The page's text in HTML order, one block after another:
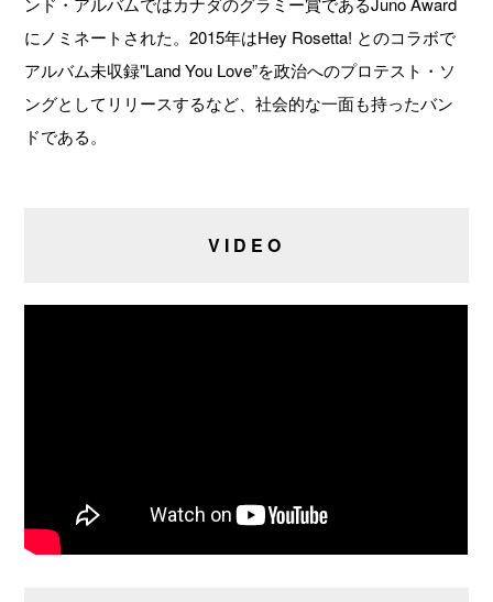
にノミネートされた。2015年はHey Rosetta! とのコラボで
アルバム未収録"Land You Love”を政治へのプロテスト・ソ
ングとしてリリースするなど、社会的な一面も持ったバン
ドである。
VIDEO